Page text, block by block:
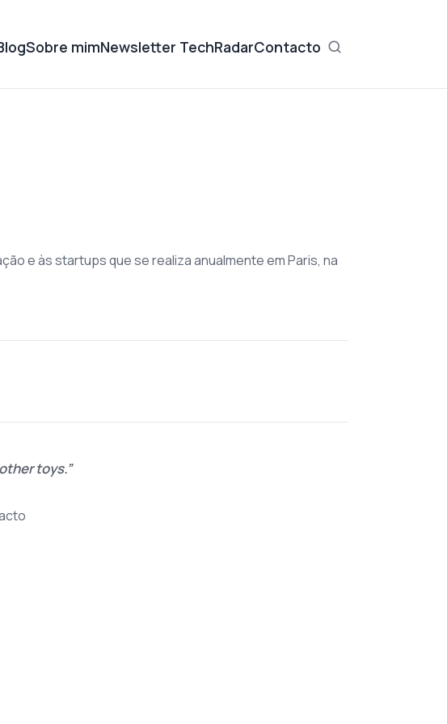
Sobre mimNewsletter TechRadarContacto
e às startups que se realiza anualmente em Paris, na
toys.